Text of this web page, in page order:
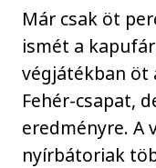
Már csak öt
ismét a
végjátékban öt
Fehér-csapat,
eredményre. A
nyírbátoriak